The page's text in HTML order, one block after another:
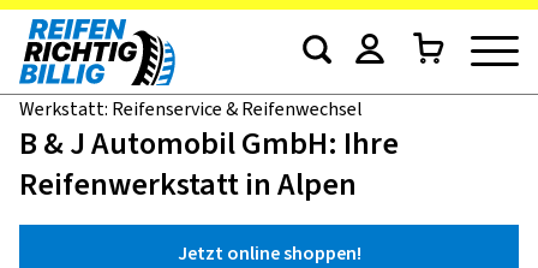
Werkstatt: Reifenservice & Reifenwechsel
B & J Automobil GmbH: Ihre
Reifenwerkstatt in Alpen
Jetzt online shoppen!